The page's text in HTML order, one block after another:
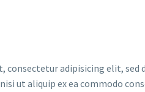
consectetur adipisicing elit,
ut aliquip ex ea commodo